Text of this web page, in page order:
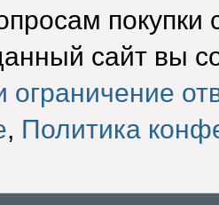
покупки
сайт вы
ограничение
, Политика